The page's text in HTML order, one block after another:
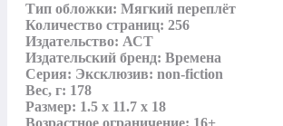
Тип обложки: Мягкий переплёт
Количество страниц: 256
Издательство: АСТ
Издательский бренд: Времена
Серия: Эксклюзив: non-fiction
Вес, г: 178
Размер: 1.5 x 11.7 x 18